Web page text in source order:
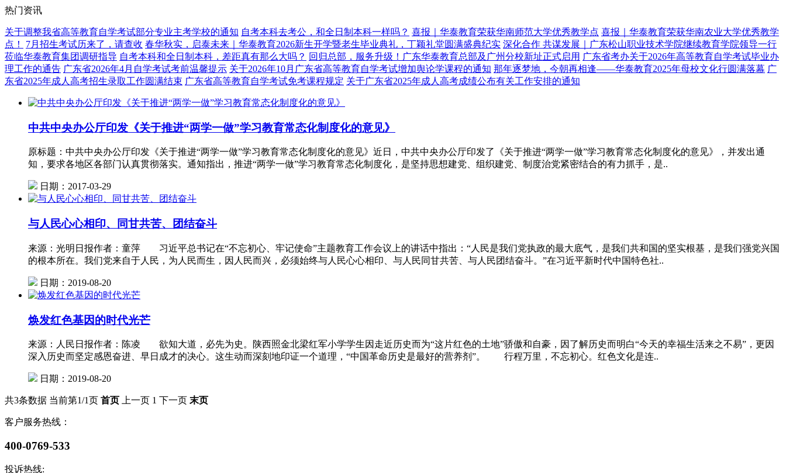
热门资讯
关于调整我省高等教育自学考试部分专业主考学校的通知 自考本科去考公，和全日制本科一样吗？ 喜报｜华泰教育荣获华南师范大学优秀教学点 喜报｜华泰教育荣获华南农业大学优秀教学
点！
7月招生考试历来了，请查收 春华秋实，启泰未来｜华泰教育2026新生开学暨老生毕业典礼，丁颖礼堂圆满盛典纪实 深化合作 共谋发展｜广东松山职业技术学院继续教育学院领导一行
莅临华泰教育集团调研指导 自考本科和全日制本科，差距真有那么大吗？ 回归总部，服务升级！广东华泰教育总部及广州分校新址正式启用 广东省考办关于2026年高等教育自学考试毕业办
理工作的通告 广东省2026年4月自学考试考前温馨提示 关于2026年10月广东省高等教育自学考试增加舆论学课程的通知 那年逐梦地，今朝再相逢——华泰教育2025年母校文化行圆满落幕 广
东省2025年成人高考招生录取工作圆满结束 广东省高等教育自学考试免考课程规定 关于广东省2025年成人高考成绩公布有关工作安排的通知
中共中央办公厅印发《关于推进“两学一做”学习教育常态化制度化的意见》
原标题：中共中央办公厅印发《关于推进“两学一做”学习教育常态化制度化的意见》近日，中共中央办公厅印发了《关于推进“两学一做”学习教育常态化制度化的意见》，并发出通
知，要求各地区各部门认真贯彻落实。通知指出，推进“两学一做”学习教育常态化制度化，是坚持思想建党、组织建党、制度治党紧密结合的有力抓手，是..
日期：2017-03-29
与人民心心相印、同甘共苦、团结奋斗
来源：光明日报作者：童萍 习近平总书记在“不忘初心、牢记使命”主题教育工作会议上的讲话中指出：“人民是我们党执政的最大底气，是我们共和国的坚实根基，是我们强党兴国
的根本所在。我们党来自于人民，为人民而生，因人民而兴，必须始终与人民心心相印、与人民同甘共苦、与人民团结奋斗。”在习近平新时代中国特色社..
日期：2019-08-20
焕发红色基因的时代光芒
来源：人民日报作者：陈凌 欲知大道，必先为史。陕西照金北梁红军小学学生因走近历史而为“这片红色的土地”骄傲和自豪，因了解历史而明白“今天的幸福生活来之不易”，更因
深入历史而坚定感恩奋进、早日成才的决心。这生动而深刻地印证一个道理，“中国革命历史是最好的营养剂”。 行程万里，不忘初心。红色文化是连..
日期：2019-08-20
共3条数据 当前第1/1页 首页 上一页 1 下一页 末页
客户服务热线：
400-0769-533
投诉热线: